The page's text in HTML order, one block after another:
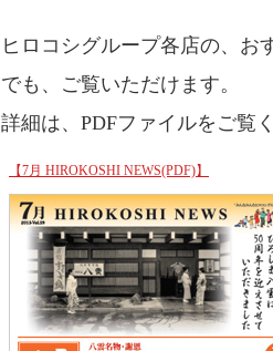
ヒロコシグループ各店の、お
でも、ご覧いただけます。
詳細は、PDFファイルをご覧
【7月 HIROKOSHI NEWS(PDF)】